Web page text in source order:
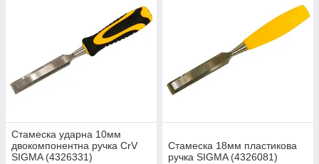
Стамеска ударна 10мм
двокомпонентна ручка CrV
SIGMA (4326331)
Стамеска 18мм пластикова
ручка SIGMA (4326081)